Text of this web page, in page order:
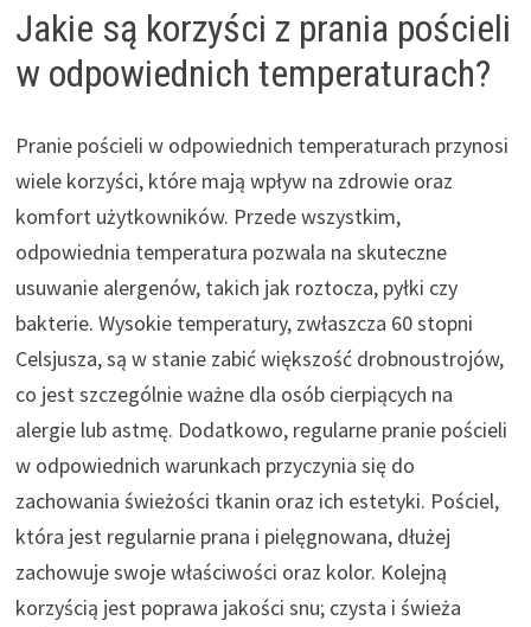
Jakie są korzyści z prania pościeli
w odpowiednich temperaturach?
Pranie pościeli w odpowiednich temperaturach przynosi
wiele korzyści, które mają wpływ na zdrowie oraz
komfort użytkowników. Przede wszystkim,
odpowiednia temperatura pozwala na skuteczne
usuwanie alergenów, takich jak roztocza, pyłki czy
bakterie. Wysokie temperatury, zwłaszcza 60 stopni
Celsjusza, są w stanie zabić większość drobnoustrojów,
co jest szczególnie ważne dla osób cierpiących na
alergie lub astmę. Dodatkowo, regularne pranie pościeli
w odpowiednich warunkach przyczynia się do
zachowania świeżości tkanin oraz ich estetyki. Pościel,
która jest regularnie prana i pielęgnowana, dłużej
zachowuje swoje właściwości oraz kolor. Kolejną
korzyścią jest poprawa jakości snu; czysta i świeża